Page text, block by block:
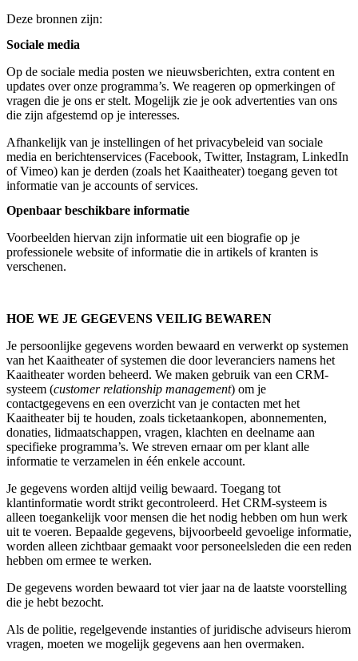
Deze bronnen zijn:
Sociale media
Op de sociale media posten we nieuwsberichten, extra content en
updates over onze programma’s. We reageren op opmerkingen of
vragen die je ons er stelt. Mogelijk zie je ook advertenties van ons
die zijn afgestemd op je interesses.
Afhankelijk van je instellingen of het privacybeleid van sociale
media en berichtenservices (Facebook, Twitter, Instagram, LinkedIn
of Vimeo) kan je derden (zoals het Kaaitheater) toegang geven tot
informatie van je accounts of services.
Openbaar beschikbare informatie
Voorbeelden hiervan zijn informatie uit een biografie op je
professionele website of informatie die in artikels of kranten is
verschenen.
HOE WE JE GEGEVENS VEILIG BEWAREN
Je persoonlijke gegevens worden bewaard en verwerkt op systemen
van het Kaaitheater of systemen die door leveranciers namens het
Kaaitheater worden beheerd. We maken gebruik van een CRM-
systeem (customer relationship management) om je
contactgegevens en een overzicht van je contacten met het
Kaaitheater bij te houden, zoals ticketaankopen, abonnementen,
donaties, lidmaatschappen, vragen, klachten en deelname aan
specifieke programma’s. We streven ernaar om per klant alle
informatie te verzamelen in één enkele account.
Je gegevens worden altijd veilig bewaard. Toegang tot
klantinformatie wordt strikt gecontroleerd. Het CRM-systeem is
alleen toegankelijk voor mensen die het nodig hebben om hun werk
uit te voeren. Bepaalde gegevens, bijvoorbeeld gevoelige informatie,
worden alleen zichtbaar gemaakt voor personeelsleden die een reden
hebben om ermee te werken.
De gegevens worden bewaard tot vier jaar na de laatste voorstelling
die je hebt bezocht.
Als de politie, regelgevende instanties of juridische adviseurs hierom
vragen, moeten we mogelijk gegevens aan hen overmaken.